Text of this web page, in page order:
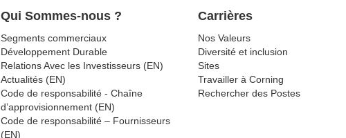
Qui Sommes-nous ?
Segments commerciaux
Développement Durable
Relations Avec les Investisseurs (EN)
Actualités (EN)
Code de responsabilité - Chaîne
d’approvisionnement (EN)
Code de responsabilité – Fournisseurs
(EN)
Carrières
Nos Valeurs
Diversité et inclusion
Sites
Travailler à Corning
Rechercher des Postes